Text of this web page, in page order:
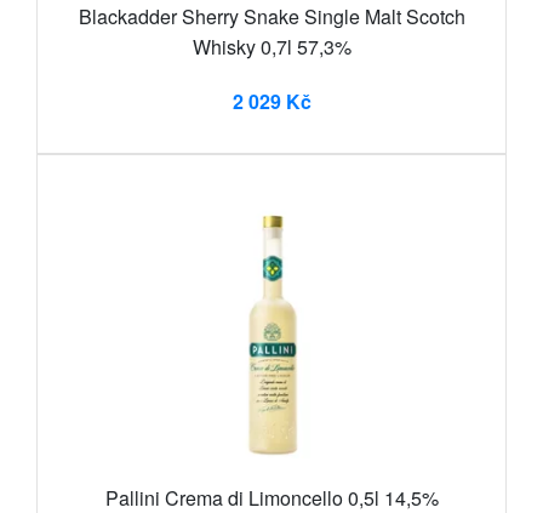
Blackadder Sherry Snake Single Malt Scotch
Whisky 0,7l 57,3%
2 029 Kč
Pallini Crema di Limoncello 0,5l 14,5%